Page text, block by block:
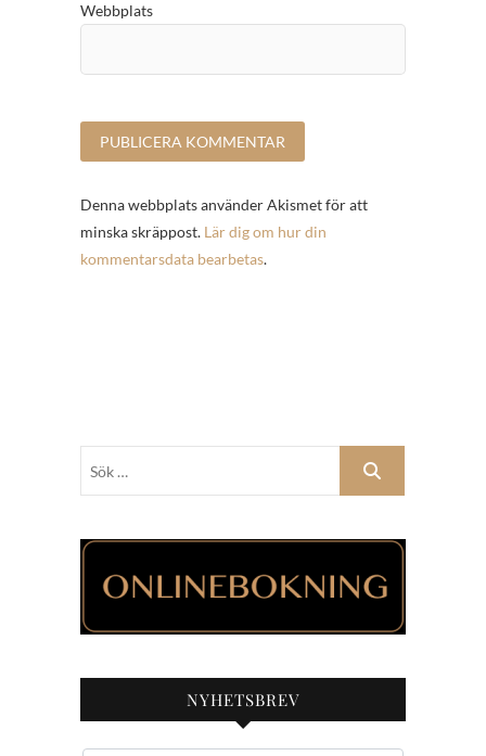
Webbplats
Denna webbplats använder Akismet för att
minska skräppost. Lär dig om hur din
kommentarsdata bearbetas.
NYHETSBREV